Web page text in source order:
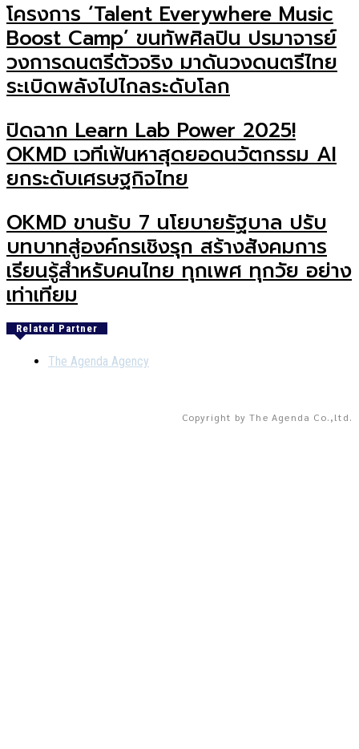
โครงการ ‘Talent Everywhere Music
Boost Camp’ ขนทัพศิลปิน ปรมาจารย์
วงการดนตรีตัวจริง มาดันวงดนตรีไทย
ระเบิดพลังไปไกลระดับโลก
ปิดฉาก Learn Lab Power 2025!
OKMD เวทีเฟ้นหาสุดยอดนวัตกรรม AI
ยกระดับเศรษฐกิจไทย
OKMD ขานรับ 7 นโยบายรัฐบาล ปรับ
บทบาทสู่องค์กรเชิงรุก สร้างสังคมการ
เรียนรู้สำหรับคนไทย ทุกเพศ ทุกวัย อย่าง
เท่าเทียม
Related Partner
The Agenda Agency
Copyright by The Agenda Co.,ltd.